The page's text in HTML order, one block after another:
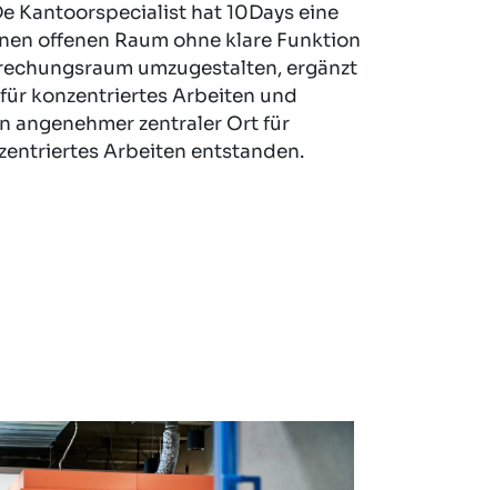
Kantoorspecialist hat 10Days eine
offenen Raum ohne klare Funktion
umzugestalten, ergänzt
konzentriertes Arbeiten und
angenehmer zentraler Ort für
Arbeiten entstanden.